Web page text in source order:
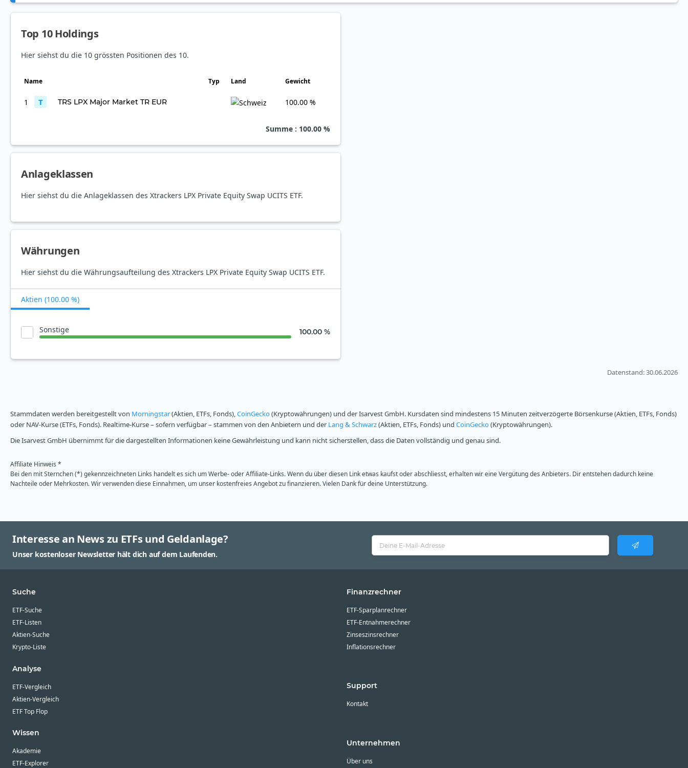
Top 10 Holdings
Hier siehst du die 10 grössten Positionen des 10.
Name Typ Land Gewicht
1 T TRS LPX Major Market TR EUR 100.00 %
Summe : 100.00 %
Anlageklassen
Hier siehst du die Anlageklassen des Xtrackers LPX Private Equity Swap UCITS ETF.
Währungen
Hier siehst du die Währungsaufteilung des Xtrackers LPX Private Equity Swap UCITS ETF.
Aktien (100.00 %)
Sonstige 100.00 %
Datenstand: 30.06.2026
Stammdaten werden bereitgestellt von Morningstar(Aktien, ETFs, Fonds),CoinGecko(Kryptowährungen) und der Isarvest GmbH. Kursdaten sind mindestens 15 Minuten zeitverzögerte Börsenkurse (Aktien, ETFs, Fonds)
oder NAV-Kurse (ETFs, Fonds). Realtime-Kurse – sofern verfügbar – stammen von den Anbietern und der Lang & Schwarz(Aktien, ETFs, Fonds) und CoinGecko(Kryptowährungen).
Die Isarvest GmbH übernimmt für die dargestellten Informationen keine Gewährleistung und kann nicht sicherstellen, dass die Daten vollständig und genau sind.
Affiliate Hinweis *
Bei den mit Sternchen (*) gekennzeichneten Links handelt es sich um Werbe- oder Affiliate-Links. Wenn du über diesen Link etwas kaufst oder abschliesst, erhalten wir eine Vergütung des Anbieters. Dir entstehen dadurch keine
Nachteile oder Mehrkosten. Wir verwenden diese Einnahmen, um unser kostenfreies Angebot zu finanzieren. Vielen Dank für deine Unterstützung.
Interesse an News zu ETFs und Geldanlage?
Unser kostenloser Newsletter hält dich auf dem Laufenden.
Suche
ETF-Suche
ETF-Listen
Aktien-Suche
Krypto-Liste
Analyse
ETF-Vergleich
Aktien-Vergleich
ETF Top Flop
Wissen
Akademie
ETF-Explorer
Finanzrechner
ETF-Sparplanrechner
ETF-Entnahmerechner
Zinseszinsrechner
Inflationsrechner
Support
Kontakt
Unternehmen
Über uns